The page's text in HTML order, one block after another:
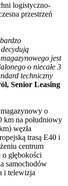
logistyczno-
przestrzeń
jest
o niecałe 3
techniczny
Senior Leasing
o
na południowy
węzła
trasą E40 i
centrum
głębokości
samochodów
i telewizja